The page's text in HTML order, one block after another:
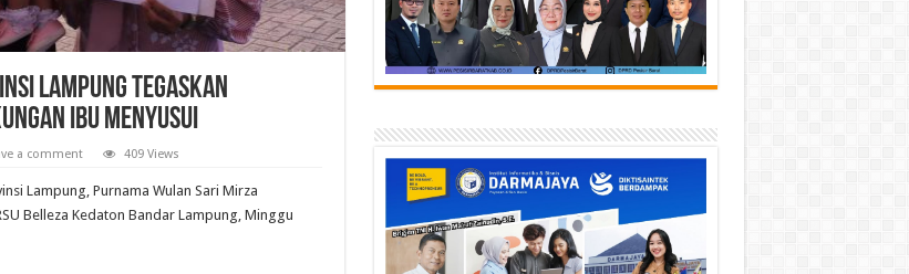
Lampung Tegaskan
Ibu Menyusui
a comment 409 Views
Lampung, Purnama Wulan Sari Mirza
Belleza Kedaton Bandar Lampung, Minggu